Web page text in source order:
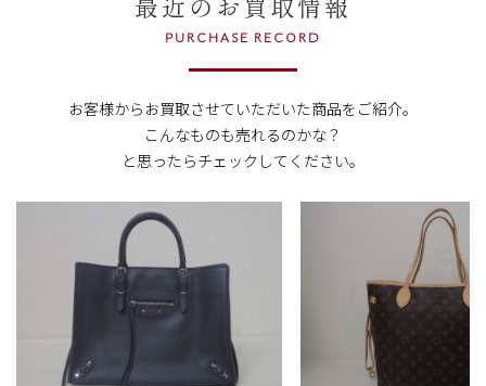
PURCHASE RECORD
お客様からお買取させていただいた商品をご紹介。
こんなものも売れるのかな？
と思ったらチェックしてください。